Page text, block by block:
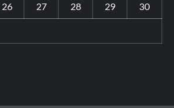
26 27 28 29 30